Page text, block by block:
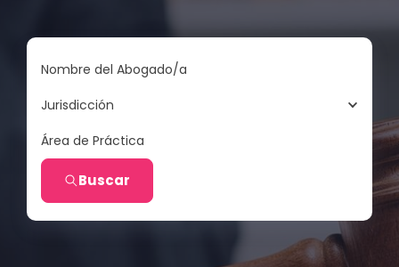
Nombre del Abogado/a
Jurisdicción
Área de Práctica
Buscar